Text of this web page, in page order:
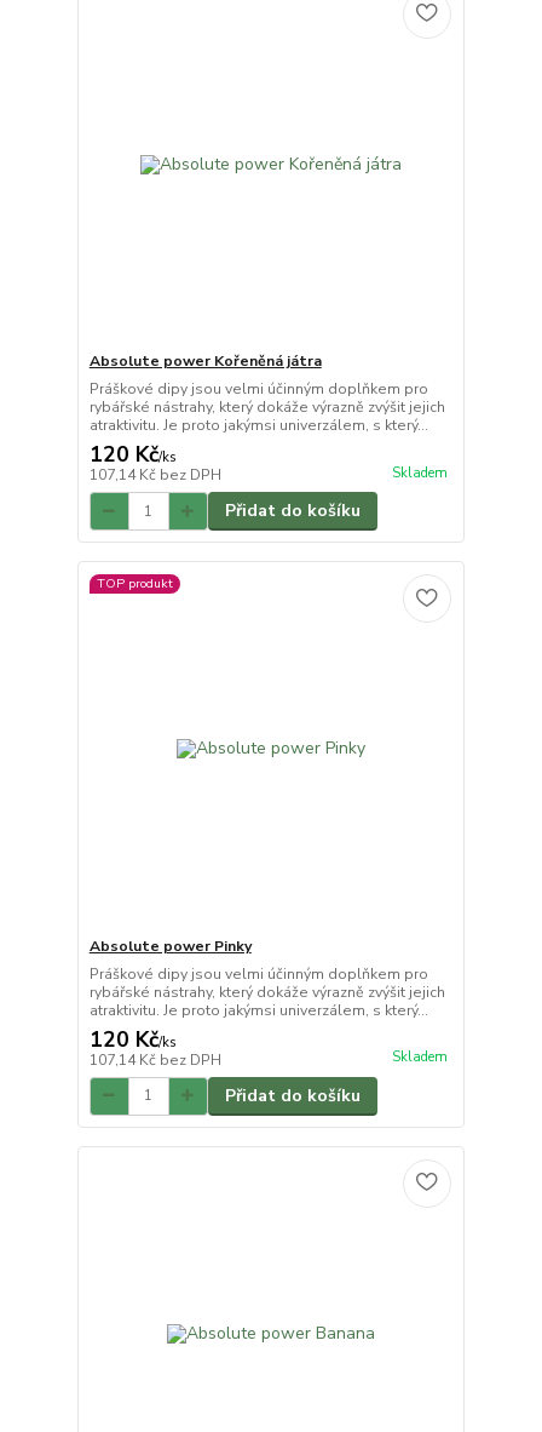
Absolute power Kořeněná játra
Práškové dipy jsou velmi účinným doplňkem pro
rybářské nástrahy, který dokáže výrazně zvýšit jejich
atraktivitu. Je proto jakýmsi univerzálem, s který...
120 Kč/ks
107,14 Kč bez DPH Skladem
Přidat do košíku
TOP produkt
Absolute power Pinky
Práškové dipy jsou velmi účinným doplňkem pro
rybářské nástrahy, který dokáže výrazně zvýšit jejich
atraktivitu. Je proto jakýmsi univerzálem, s který...
120 Kč/ks
107,14 Kč bez DPH Skladem
Přidat do košíku